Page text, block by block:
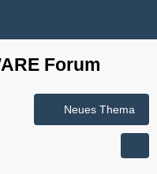
Forum
Neues Thema